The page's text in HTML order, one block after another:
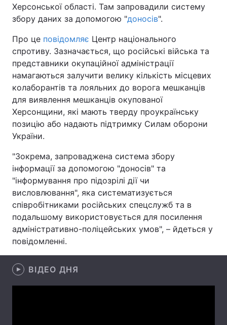
Економіка Світ
Техно і зв'язок Лайт
Інциденти
Здоров'я Туризм
Цікавинки Погода
Екологія
Лонгріди
Відео з Youtube Статті
Архів Вакансії
Контакти
Херсонської області. Там запровадили систему
збору даних за допомогою "доносів".
Про це повідомляє Центр національного
спротиву. Зазначається, що російські війська та
представники окупаційної адміністрації
намагаються залучити велику кількість місцевих
колаборантів та лояльних до ворога мешканців
для виявлення мешканців окупованої
Херсонщини, які мають тверду проукраїнську
позицію або надають підтримку Силам оборони
України.
"Зокрема, запроваджена система збору
інформації за допомогою "доносів" та
"інформування про підозрілі дії чи
висловлювання", яка систематизується
співробітниками російських спецслужб та в
подальшому використовується для посилення
адміністративно-поліцейських умов", – йдеться у
повідомленні.
ВІДЕО ДНЯ